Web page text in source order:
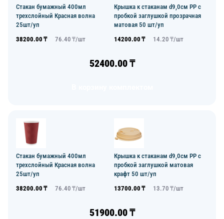
Стакан бумажный 400мл
трехслойный Красная волна
25шт/уп
38200.00 ₸ 76.40 ₸/шт
Крышка к стаканам d9,0см PP с
пробкой заглушкой прозрачная
матовая 50 шт/уп
14200.00 ₸ 14.20 ₸/шт
52400.00₸
Стакан бумажный 400мл
трехслойный Красная волна
25шт/уп
38200.00 ₸ 76.40 ₸/шт
Крышка к стаканам d9,0см PP с
пробкой заглушкой матовая
крафт 50 шт/уп
13700.00 ₸ 13.70 ₸/шт
51900.00₸